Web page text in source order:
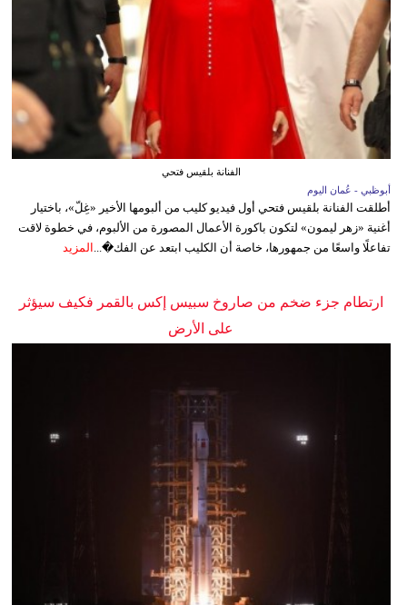
الفنانة بلقيس فتحي
أبوظبي - عُمان اليوم
أطلقت الفنانة بلقيس فتحي أول فيديو كليب من ألبومها الأخير «غِلّ»، باختيار
أغنية «زهر ليمون» لتكون باكورة الأعمال المصورة من الألبوم، في خطوة لاقت
تفاعلًا واسعًا من جمهورها، خاصة أن الكليب ابتعد عن الفك�... المزيد
ارتطام جزء ضخم من صاروخ سبيس إكس بالقمر فكيف سيؤثر
على الأرض